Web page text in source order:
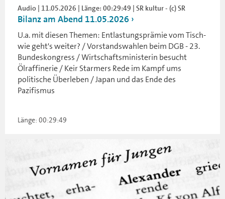
Audio | 11.05.2026 | Länge: 00:29:49 | SR kultur - (c) SR
Bilanz am Abend 11.05.2026
U.a. mit diesen Themen: Entlastungsprämie vom Tisch-
wie geht's weiter? / Vorstandswahlen beim DGB - 23.
Bundeskongress / Wirtschaftsministerin besucht
Ölraffinerie / Keir Starmers Rede im Kampf ums
politische Überleben / Japan und das Ende des
Pazifismus
Länge: 00:29:49